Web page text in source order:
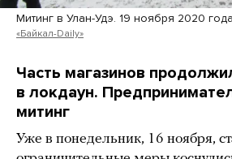
Митинг в Улан-Удэ. 19 ноября 2020 года
«Байкал-Daily»
Часть магазинов
в локдаун.
митинг
Уже в понедельник, 16 ноября,